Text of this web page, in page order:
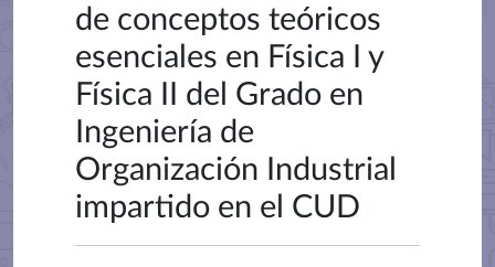
de conceptos teóricos
esenciales en Física I y
Física II del Grado en
Ingeniería de
Organización Industrial
impartido en el CUD